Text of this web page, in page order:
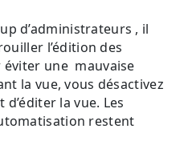
d’administrateurs , il
l’édition des
une mauvaise
la vue, vous désactivez
la vue. Les
restent